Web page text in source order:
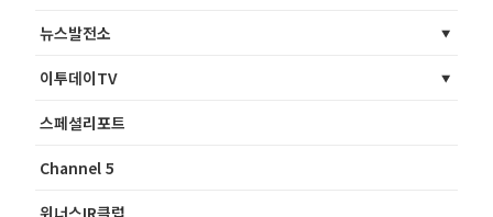
뉴스발전소
이투데이TV
스페셜리포트
Channel 5
위너스IR클럽